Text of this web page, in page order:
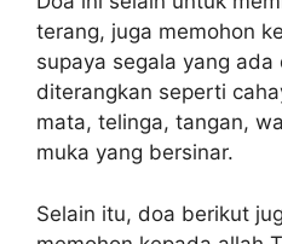
terang, juga memohon
supaya segala yang
diterangkan seperti
mata, telinga, tangan,
muka yang bersinar.
Selain itu, doa berikut